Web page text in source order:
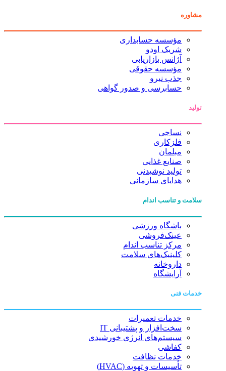
مشاوره
مؤسسه حسابداری
شریک اودو
آژانس بازاریابی
مؤسسه حقوقی
جذب نیرو
حسابرسی و صدور گواهی
تولید
نساجی
فلزکاری
مبلمان
صنایع غذایی
تولید نوشیدنی
هدایای سازمانی
سلامت و تناسب اندام
باشگاه ورزشی
عینک‌فروشی
مرکز تناسب اندام
کلینیک‌های سلامت
داروخانه
آرایشگاه
خدمات فنی
خدمات تعمیرات
سخت‌افزار و پشتیبانی IT
سیستم‌های انرژی خورشیدی
کفاشی
خدمات نظافت
تأسیسات و تهویه (HVAC)